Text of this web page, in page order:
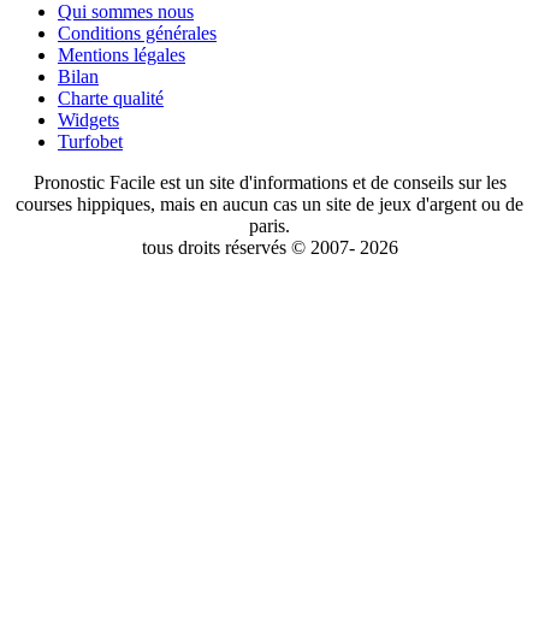
Qui sommes nous
Conditions générales
Mentions légales
Bilan
Charte qualité
Widgets
Turfobet
Pronostic Facile est un site d'informations et de conseils sur les
courses hippiques, mais en aucun cas un site de jeux d'argent ou de
paris.
tous droits réservés © 2007- 2026